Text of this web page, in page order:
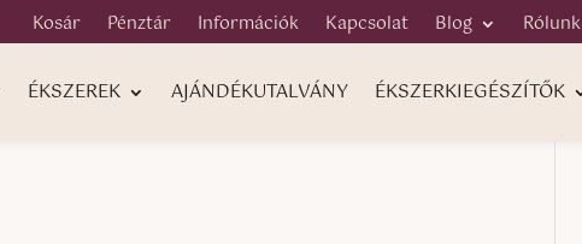
Kosár Pénztár Információk Kapcsolat Blog Rólunk
ÉKSZEREK AJÁNDÉKUTALVÁNY ÉKSZERKIEGÉSZÍTŐK